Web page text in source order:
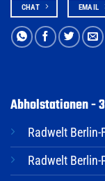
CHAT EMAIL
Abholstationen -
Radwelt
Radwelt